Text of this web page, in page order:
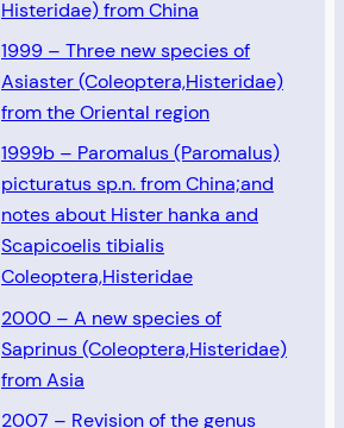
Histeridae) from China
1999 – Three new species of
Asiaster (Coleoptera,Histeridae)
from the Oriental region
1999b – Paromalus (Paromalus)
picturatus sp.n. from China;and
notes about Hister hanka and
Scapicoelis tibialis
Coleoptera,Histeridae
2000 – A new species of
Saprinus (Coleoptera,Histeridae)
from Asia
2007 – Revision of the genus